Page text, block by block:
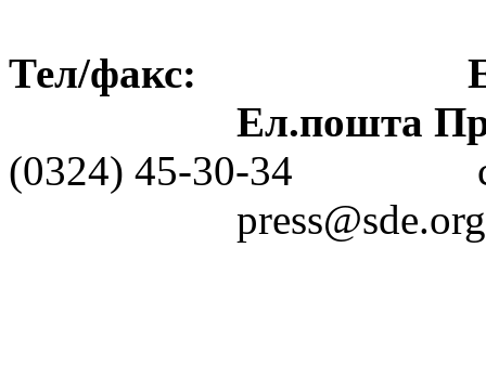
Тел/факс:
Ел.пошта
(0324) 45-30-